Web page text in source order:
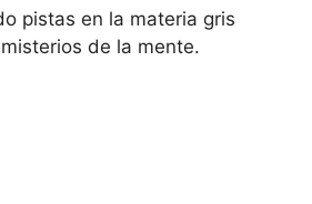
pistas en la materia gris
de la mente.